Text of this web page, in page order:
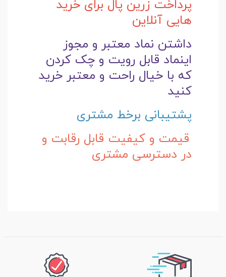
پرداخت زرین پال برای خرید
هایی آنلاین
داشتن نماد معتبر و مجوز
اینماد قابل رویت و چک کردن
که با خیال راحت و معتبر خرید
کنید
پشتیبانی برخط مشتری
قیمت و کیفیت قابل رقابت و
در دسترسی مشتری